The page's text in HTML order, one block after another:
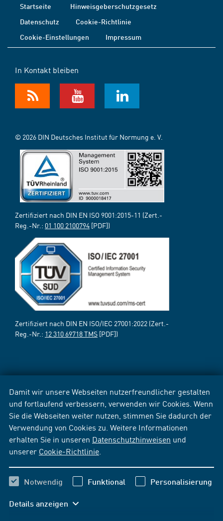
Damit wir unsere Webseiten nutzerfreundlicher gestalten
und fortlaufend verbessern, verwenden wir Cookies. Wenn
Sie die Webseiten weiter nutzen, stimmen Sie dadurch der
Verwendung von Cookies zu. Weitere Informationen
erhalten Sie in unseren Datenschutzhinweisen und
unserer Cookie-Richtlinie
Notwendig Funktional Personalisierung
Details anzeigen
Startseite
Hinweisgeberschutzgesetz
Datenschutz
Cookie-Richtlinie
Cookie-Einstellungen
Impressum
In Kontakt bleiben
© 2026 DIN Deutsches Institut für Normung e. V.
Zertifiziert nach DIN EN ISO 9001:2015-11 (Zert.-
Reg.-Nr.: 01 100 2100794 [PDF])
Zertifiziert nach DIN EN ISO/IEC 27001:2022 (Zert.-
Reg.-Nr.: 12 310 69718 TMS [PDF])